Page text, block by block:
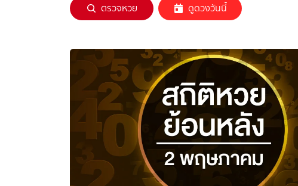
ตรวจหวย ดูดวงวันนี้